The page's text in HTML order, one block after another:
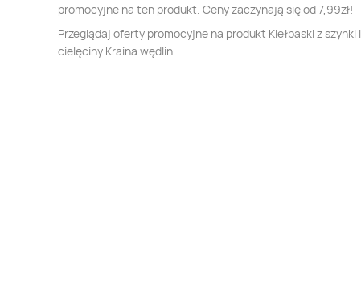
promocyjne na ten produkt. Ceny zaczynają się od 7,99zł!
Przeglądaj oferty promocyjne na produkt Kiełbaski z szynki i
cielęciny Kraina wędlin